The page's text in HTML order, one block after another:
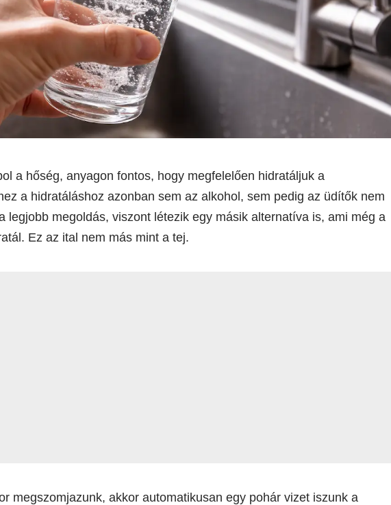
a hőség, anyagon fontos, hogy megfelelően hidratáljuk a
a hidratáláshoz azonban sem az alkohol, sem pedig az üdítők nem
legjobb megoldás, viszont létezik egy másik alternatíva is, ami még a
Ez az ital nem más mint a tej.
megszomjazunk, akkor automatikusan egy pohár vizet iszunk a